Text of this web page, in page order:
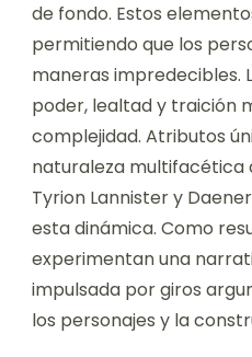
de fondo. Estos
permitiendo que los
maneras impredecibles.
poder, lealtad y traición
complejidad. Atributos
naturaleza multifacética
Tyrion Lannister y
esta dinámica. Como
experimentan una
impulsada por giros
los personajes y la